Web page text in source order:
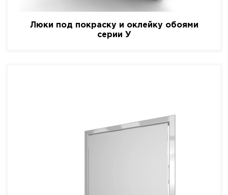
Люки под покраску и оклейку обоями
серии У